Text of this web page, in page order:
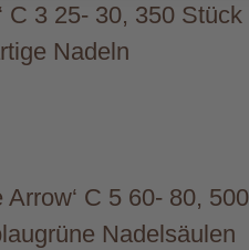
C 3 25- 30, 350
Nadeln
C 5 60- 80,
Nadelsäulen